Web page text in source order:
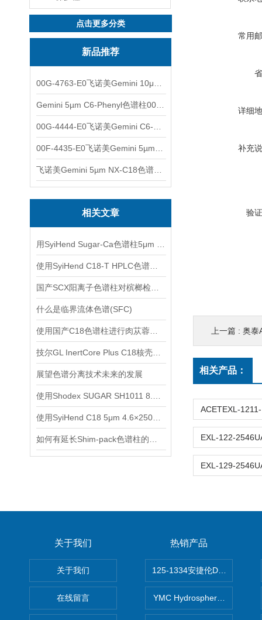
点击更多分类
新品推荐
相关文章
什么是临界流体色谱(SFC)
展望色谱分离技术未来的发展
常用
详细
补充
验
上一篇 : 奥泰
相关产品：
关于我们
关于我们
在线留言
热销产品
125-1334安捷伦DB-624色谱
YMC Hydrosphere C18亲水